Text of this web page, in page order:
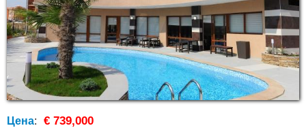
Цена: € 739,000